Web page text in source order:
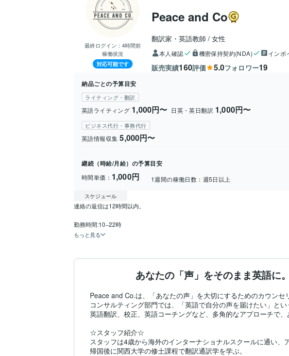
最終ログイン： 4時間前
稼働状況
対応可能です
Peace and Co
翻訳家・英語教師 女性
本人確認 機密保持契約(NDA) インボ
販売実績160評価 5.0フォロワー19
納品ごとの予算目安
ライティング・翻訳
英語ライティング 1,000円〜 日英・英日翻訳 1,000円〜
ビジネス代行・事務代行
英語情報収集 5,000円〜
継続（時給/月給）の予算目安
時間単価： 1,000円 1週間の稼働日数： 週5日以上
スケジュール
連絡の返信は12時間以内。
勤務時間:10−22時
もっと見る
あなたの「声」をそのまま英語に
Peace and Co.は、「あなたの声」を大切にするためのカウン
コンサルティング部門では、「英語で自分の声を届けたい」と
英語翻訳、校正、英語コーチングなど、多角的なアプローチで
☆スタッフ紹介☆
スタッフは4歳から海外のインターナショナルスクールに通い、
帰国後に関西大学の修士課程で翻訳通訳学を学ぶ。